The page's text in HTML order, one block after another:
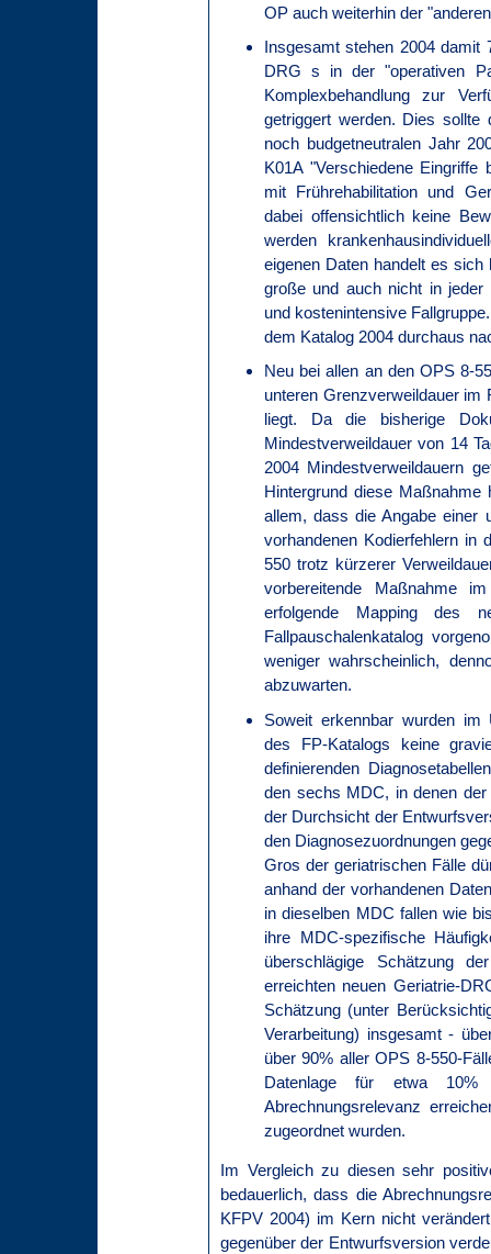
OP auch weiterhin der
Insgesamt stehen 2004 damit
DRG s in der "operativen
Komplexbehandlung zur
getriggert werden. Dies sollte
noch budgetneutralen Jahr
K01A "Verschiedene
mit Frührehabilitation und
dabei offensichtlich keine
werden
eigenen Daten handelt es
große und auch nicht in jeder
und kostenintensive
dem Katalog 2004 durchaus
Neu bei allen an den OPS 8-
unteren Grenzverweildauer im
liegt. Da die bisherige
Mindestverweildauer von 14
2004 Mindestverweildauern
Hintergrund diese
allem, dass die Angabe einer
vorhandenen Kodierfehlern in
550 trotz kürzerer
vorbereitende Maßnahme
erfolgende Mapping des
Fallpauschalenkatalog
weniger wahrscheinlich,
abzuwarten.
Soweit erkennbar wurden im
des FP-Katalogs keine
definierenden
den sechs MDC, in denen
der Durchsicht der
den Diagnosezuordnungen
Gros der geriatrischen Fälle
anhand der vorhandenen
in dieselben MDC fallen wie
ihre MDC-spezifische
überschlägige Schätzung
erreichten neuen Geriatrie-
Schätzung (unter
Verarbeitung) insgesamt -
über 90% aller OPS 8-550-
Datenlage für etwa
Abrechnungsrelevanz
zugeordnet wurden.
Im Vergleich zu diesen sehr
bedauerlich, dass die
KFPV 2004) im Kern nicht
gegenüber der Entwurfsversion